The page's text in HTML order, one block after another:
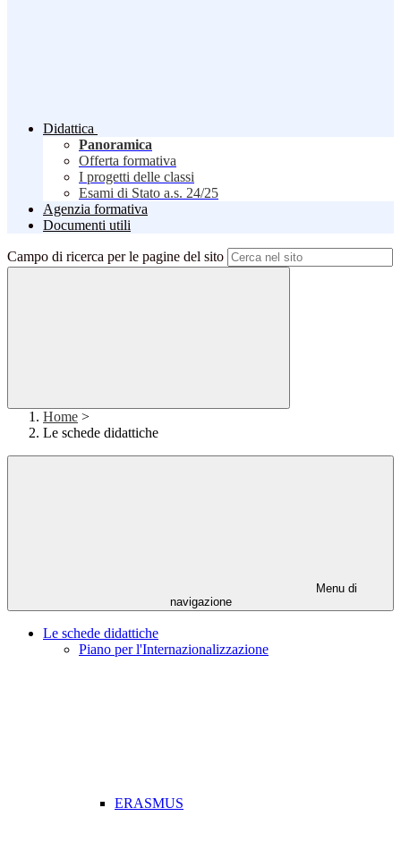
Didattica
Panoramica
Offerta formativa
I progetti delle classi
Esami di Stato a.s. 24/25
Agenzia formativa
Documenti utili
Campo di ricerca per le pagine del sito
Home >
Le schede didattiche
Menu di
navigazione
Le schede didattiche
Piano per l'Internazionalizzazione
ERASMUS